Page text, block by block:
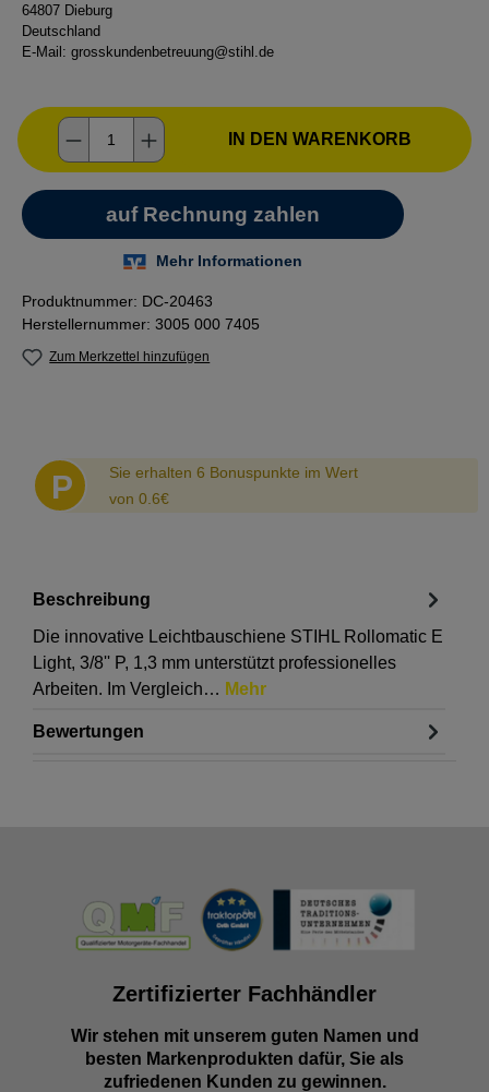
64807 Dieburg
Deutschland
E-Mail: grosskundenbetreuung@stihl.de
Produkt Anzahl: Gib den gewünschten
IN DEN WARENKORB
Produktnummer: DC-20463
Herstellernummer: 3005 000 7405
Zum Merkzettel hinzufügen
P
Sie erhalten 6 Bonuspunkte im Wert
von 0.6€
Beschreibung
Die innovative Leichtbauschiene STIHL Rollomatic E
Light, 3/8'' P, 1,3 mm unterstützt professionelles
Arbeiten. Im Vergleich… Mehr
Bewertungen
Zertifizierter Fachhändler
Wir stehen mit unserem guten Namen und
besten Markenprodukten dafür, Sie als
zufriedenen Kunden zu gewinnen.